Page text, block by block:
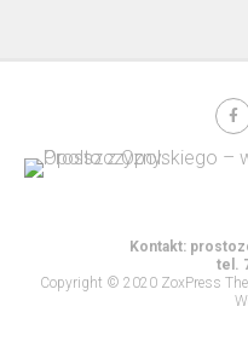
Kontakt:
tel.
Copyright © 2020 ZoxPress